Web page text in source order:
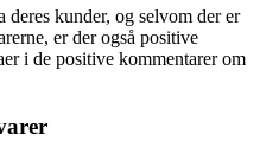
deres kunder, og selvom der er
er der også positive
i de positive kommentarer om